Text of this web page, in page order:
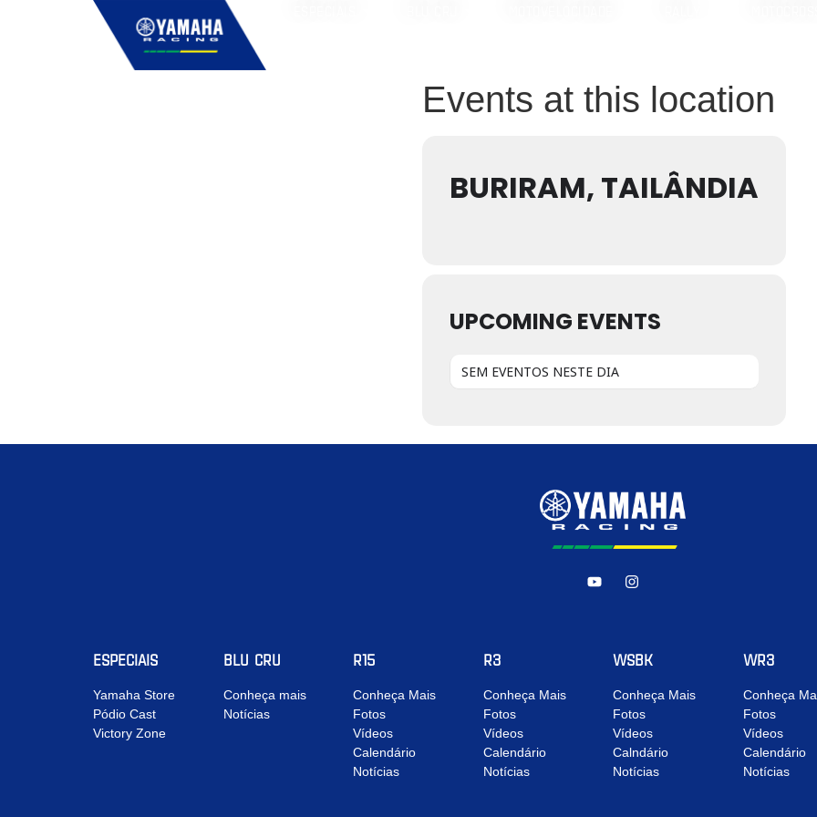
Events at this location
BURIRAM, TAILÂNDIA
UPCOMING EVENTS
SEM EVENTOS NESTE DIA
ESPECIAIS
Yamaha Store
Pódio Cast
Victory Zone
BLU CRU
Conheça mais
Notícias
R15
Conheça Mais
Fotos
Vídeos
Calendário
Notícias
R3
Conheça Mais
Fotos
Vídeos
Calendário
Notícias
WSBK
Conheça Mais
Fotos
Vídeos
Calndário
Notícias
WR3
Conheça
Fotos
Vídeos
Calendário
Notícias